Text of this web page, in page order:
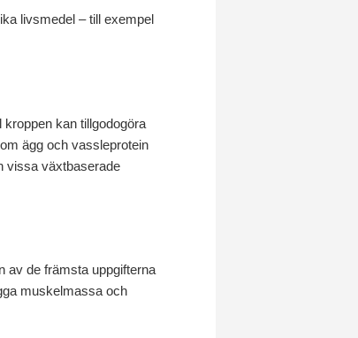
livsmedel – till exempel
kan tillgodogöra
ägg och vassleprotein
vissa växtbaserade
av de främsta uppgifterna
muskelmassa och